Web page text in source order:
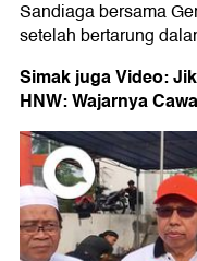
Sandiaga bersama
setelah bertarung
Simak juga Video:
HNW: Wajarnya